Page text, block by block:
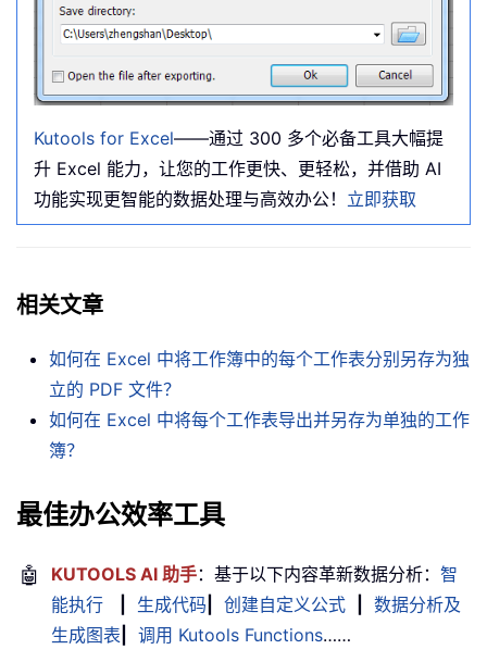
Kutools for Excel——通过 300 多个必备工具大幅提
升 Excel 能力，让您的工作更快、更轻松，并借助 AI
功能实现更智能的数据处理与高效办公！ 立即获取
相关文章
如何在 Excel 中将工作簿中的每个工作表分别另存为独
立的 PDF 文件？
如何在 Excel 中将每个工作表导出并另存为单独的工作
簿？
最佳办公效率工具
🤖 KUTOOLS AI 助手：基于以下内容革新数据分析： 智
能执行
生成代码 创建自定义公式
数据分析及
生成图表
调用 Kutools Functions……